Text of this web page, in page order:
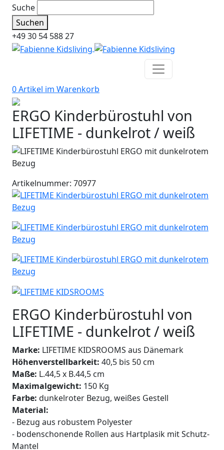
Suche
Suchen
+49 30 54 588 27
0 Artikel im Warenkorb
ERGO Kinderbürostuhl von
LIFETIME - dunkelrot / weiß
Artikelnummer: 70977
ERGO Kinderbürostuhl von
LIFETIME - dunkelrot / weiß
Marke: LIFETIME KIDSROOMS aus Dänemark
Höhenverstellbarkeit: 40,5 bis 50 cm
Maße: L.44,5 x B.44,5 cm
Maximalgewicht: 150 Kg
Farbe: dunkelroter Bezug, weißes Gestell
Material:
- Bezug aus robustem Polyester
- bodenschonende Rollen aus Hartplasik mit Schutz-
Mantel